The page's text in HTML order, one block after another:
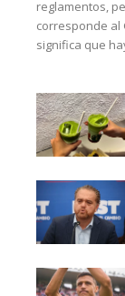
reglamentos,
corresponde al
significa que